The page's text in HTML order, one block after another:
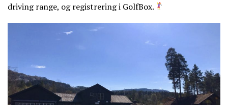
driving range, og registrering i GolfBox.